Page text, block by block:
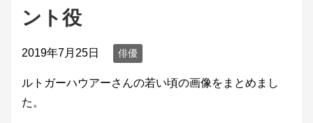
ント役
2019年7月25日 俳優
ルトガーハウアーさんの若い頃の画像をまとめまし
た。